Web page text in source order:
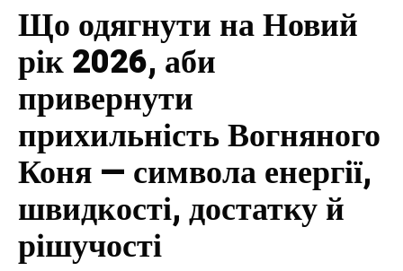
Що одягнути на Новий
рік 2026, аби
привернути
прихильність Вогняного
Коня — символа енергії,
швидкості, достатку й
рішучості